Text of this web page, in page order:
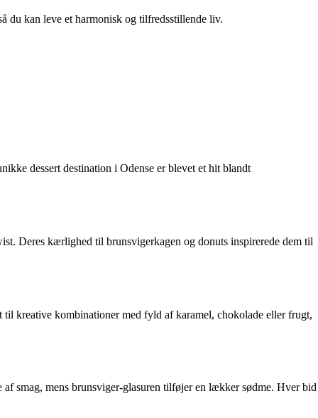
du kan leve et harmonisk og tilfredsstillende liv.
dessert destination i Odense er blevet et hit blandt
Deres kærlighed til brunsvigerkagen og donuts inspirerede dem til
kreative kombinationer med fyld af karamel, chokolade eller frugt,
smag, mens brunsviger-glasuren tilføjer en lækker sødme. Hver bid